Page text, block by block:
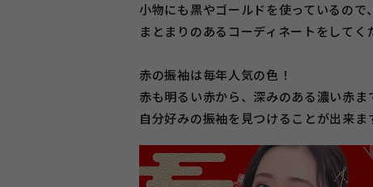
小物にも黒やゴールドを使っているので、
まとまりのあるコーディネートをして
赤の振袖は毎年人気の色！
赤も明るい赤から、深みのある濃い赤ま
自分好みの振袖を見つけることが出来